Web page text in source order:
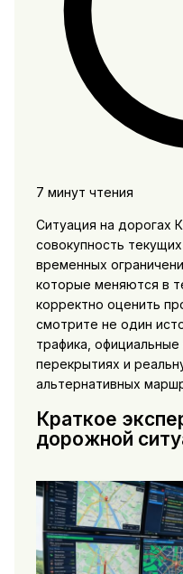
7 минут чтения
Ситуация на дорогах
совокупность
временных
которые меняются в
корректно оценить
смотрите не один
трафика,
перекрытиях и
альтернативных
Краткое
дорожной